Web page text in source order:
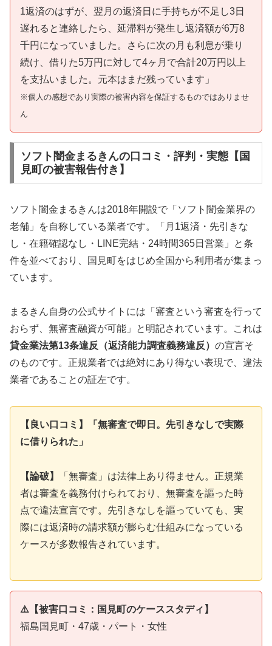
1返済のはずが、翌月の返済日に手持ちが不足し3日
遅れると連絡したら、延滞料が発生し返済額が6万8
千円になっていました。さらに次の月も利息が乗り
続け、借りた5万円に対して4ヶ月で合計20万円以上
を支払いました。元本はまだ残っています」
※個人の感想であり実際の被害内容を保証するものではありませ
ん
ソフト闇金まるきんの口コミ・評判・実態【国
見町の被害報告付き】
ソフト闇金まるきんは2018年開設で「ソフト闇金業界の
老舗」を自称している業者です。「月1返済・先引きな
し・在籍確認なし・LINE完結・24時間365日営業」と条
件を並べており、国見町をはじめ全国から利用者が集まっ
ています。
まるきん自身の公式サイトには「審査という審査を行って
おらず、無審査融資が可能」と明記されています。これは
貸金業法第13条違反（返済能力調査義務違反） の宣言そ
のものです。正規業者では絶対にあり得ない表現で、違法
業者であることの証左です。
【良い口コミ】「無審査で即日。先引きなしで実際
に借りられた」
【論破】
「無審査」は法律上あり得ません。正規業
者は審査を義務付けられており、無審査を謳った時
点で違法宣言です。先引きなしを謳っていても、実
際には返済時の請求額が膨らむ仕組みになっている
ケースが多数報告されています。
⚠️【被害口コミ：国見町のケーススタディ】
福島国見町・47歳・パート・女性